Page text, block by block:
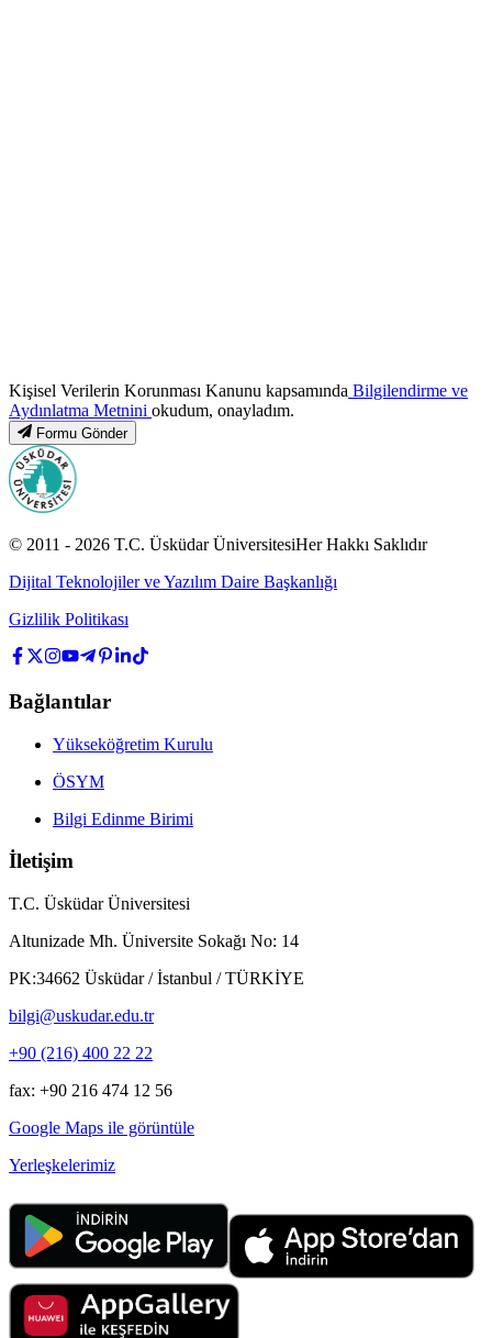
Kişisel Verilerin Korunması Kanunu kapsamında Bilgilendirme ve
Aydınlatma Metnini okudum, onayladım.
Formu Gönder
© 2011 - 2026 T.C. Üsküdar ÜniversitesiHer Hakkı Saklıdır
Dijital Teknolojiler ve Yazılım Daire Başkanlığı
Gizlilik Politikası
Bağlantılar
Yükseköğretim Kurulu
ÖSYM
Bilgi Edinme Birimi
İletişim
T.C. Üsküdar Üniversitesi
Altunizade Mh. Üniversite Sokağı No: 14
PK:34662 Üsküdar / İstanbul / TÜRKİYE
bilgi@uskudar.edu.tr
+90 (216) 400 22 22
fax: +90 216 474 12 56
Google Maps ile görüntüle
Yerleşkelerimiz